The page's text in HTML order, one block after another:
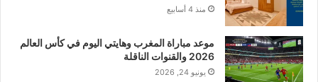
منذ 4 أسابيع
موعد مباراة المغرب وهايتي اليوم في كأس العالم
2026 والقنوات الناقلة
يونيو 24, 2026